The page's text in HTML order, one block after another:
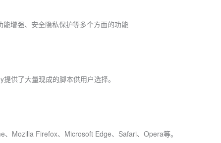
增强、安全隐私保护等多个方面的功能
供了大量现成的脚本供用户选择。
Mozilla Firefox、Microsoft Edge、Safari、Opera等。